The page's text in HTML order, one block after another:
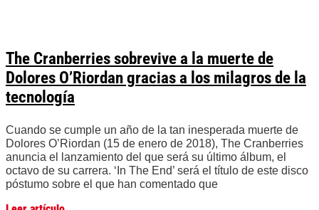
The Cranberries sobrevive a la muerte de
Dolores O’Riordan gracias a los milagros de la
tecnología
Cuando se cumple un año de la tan inesperada muerte de
Dolores O’Riordan (15 de enero de 2018), The Cranberries
anuncia el lanzamiento del que será su último álbum, el
octavo de su carrera. ‘In The End’ será el título de este disco
póstumo sobre el que han comentado que